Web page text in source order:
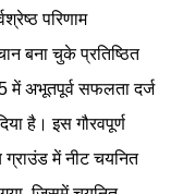
परिणाम
बना चुके प्रतिष्ठित
में अभूतपूर्व सफलता दर्ज
है। इस गौरवपूर्ण
में नीट चयनित